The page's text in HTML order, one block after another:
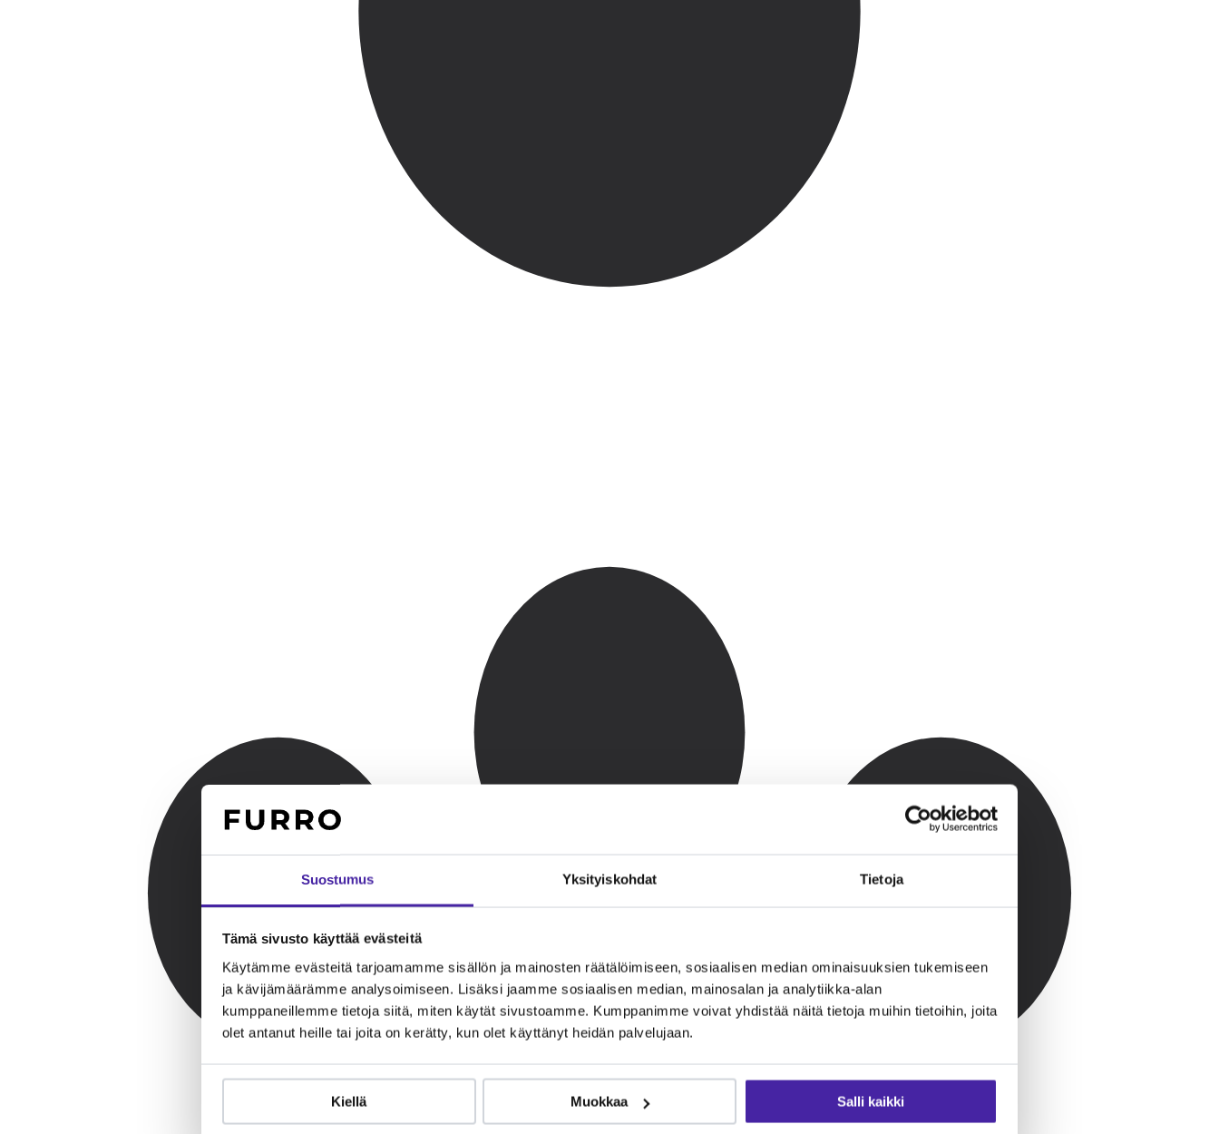
Suostumus Yksityiskohdat Tietoja
Tämä sivusto käyttää evästeitä
Käytämme evästeitä tarjoamamme sisällön ja mainosten räätälöimiseen, sosiaalisen median ominaisuuksien tukemiseen
ja kävijämäärämme analysoimiseen. Lisäksi jaamme sosiaalisen median, mainosalan ja analytiikka-alan
kumppaneillemme tietoja siitä, miten käytät sivustoamme. Kumppanimme voivat yhdistää näitä tietoja muihin tietoihin, joita
olet antanut heille tai joita on kerätty, kun olet käyttänyt heidän palvelujaan.
Kiellä Muokkaa Salli kaikki